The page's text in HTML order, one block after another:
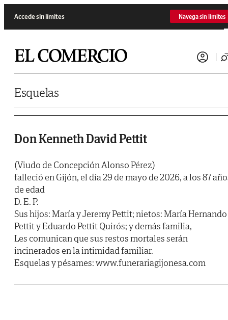
Accede sin límites Navega sin límites
Esquelas
Don Kenneth David Pettit
(Viudo de Concepción Alonso Pérez)
falleció en Gijón, el día 29 de mayo de 2026, a los 87
de edad
D. E. P.
Sus hijos: María y Jeremy Pettit; nietos: María Hernando
Pettit y Eduardo Pettit Quirós; y demás familia,
Les comunican que sus restos mortales serán
incinerados en la intimidad familiar.
Esquelas y pésames: www.funerariagijonesa.com